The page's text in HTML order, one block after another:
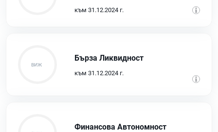
към 31.12.2024 г.
Бърза Ликвидност
към 31.12.2024 г.
Финансова Автономност